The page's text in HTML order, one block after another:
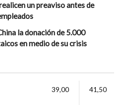
un preaviso antes de
la donación de 5.000
en medio de su crisis
39,00 41,50